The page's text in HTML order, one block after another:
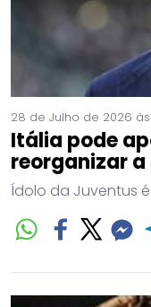
28 de Julho de 2026 às
Itália pode
reorganizar a
Ídolo da Juventus